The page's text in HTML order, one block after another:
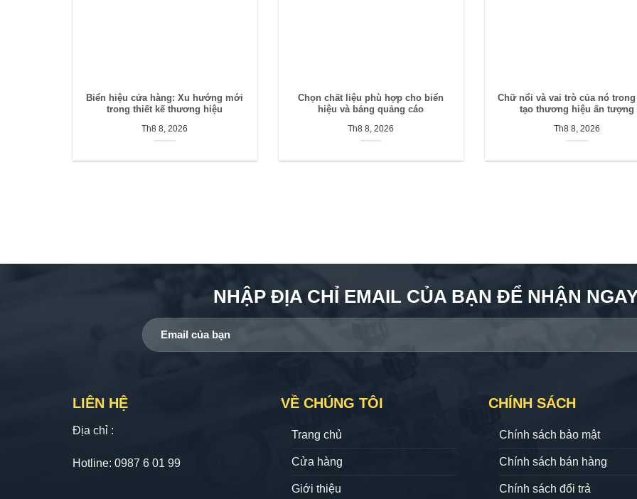
Biển hiệu cửa hàng: Xu hướng mới
trong thiết kế thương hiệu
Th8 8, 2026
Chọn chất liệu phù hợp cho biển
hiệu và bảng quảng cáo
Th8 8, 2026
Chữ nổi và vai trò của nó
tạo thương hiệu ấn tượng
Th8 8, 2026
NHẬP ĐỊA CHỈ EMAIL CỦA BẠN ĐỂ NHẬN
LIÊN HỆ
Địa chỉ :
Hotline: 0987 6 01 99
VỀ CHÚNG TÔI
Trang chủ
Cửa hàng
Giới thiệu
CHÍNH SÁCH
Chính sách bảo mật
Chính sách bán hàng
Chính sách đổi trả